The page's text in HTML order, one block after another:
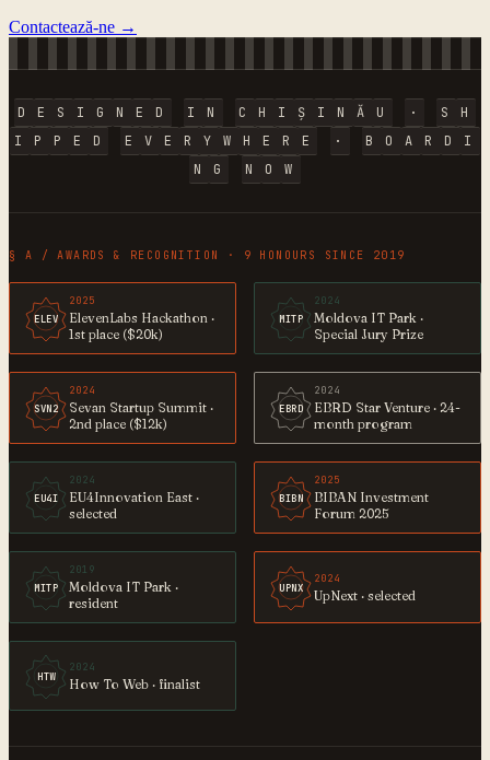
Contactează-ne →
D E S I G N E D I N C H I Ș I N Ă U · S
H
I
P P E D E V E R Y W H E R E · B O A R D
I
N
G N O W
§ A / AWARDS & RECOGNITION · 9 HONOURS SINCE 2019
ELEV
2025
ElevenLabs Hackathon ·
1st place ($20k)
MITP
2024
Moldova IT Park ·
Special Jury Prize
SVN2
2024
Sevan Startup Summit ·
2nd place ($12k)
EBRD
2024
EBRD Star Venture · 24-
month program
EU4I
2024
EU4Innovation East ·
selected
BIBN
2025
BIBAN Investment
Forum 2025
MITP
2019
Moldova IT Park ·
resident
UPNX
2024
UpNext · selected
HTW
2024
How To Web · finalist